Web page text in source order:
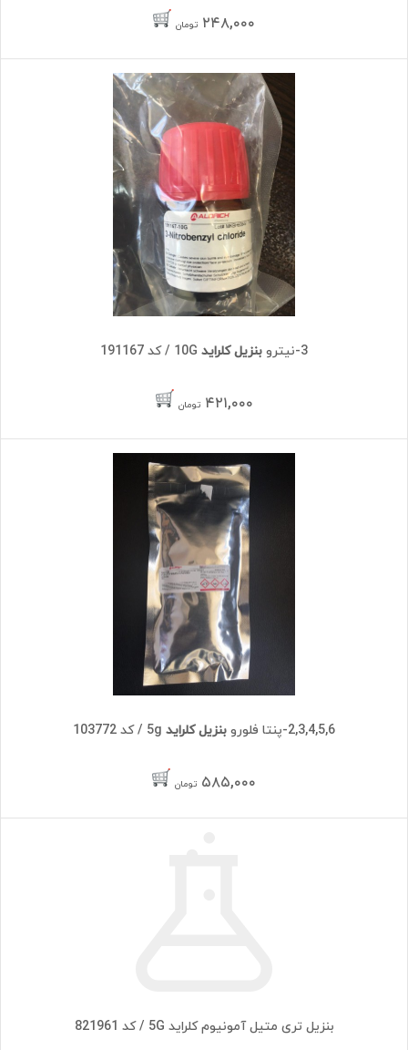
۲۴۸,۰۰۰ تومان
3-نیترو بنزیل کلراید
۴۲۱,۰۰۰ تومان
2,3,4,5,6-پنتا فلورو بنزیل کلراید
۵۸۵,۰۰۰ تومان
بنزیل تری متیل آمونیوم کلراید 5G / کد 821961